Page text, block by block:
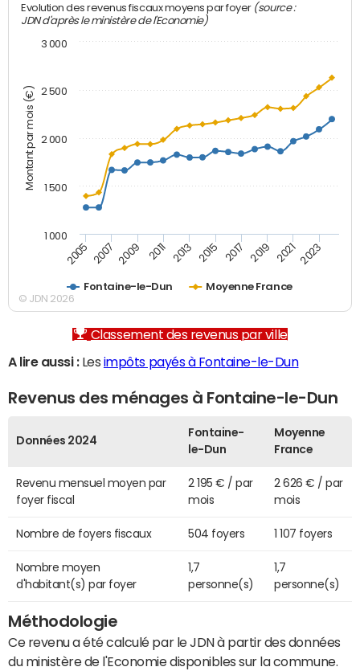
Montant par mois (€)
Evolution des revenus fiscaux moyens par foyer (source :
JDN d'après le ministère de l'Economie)
Fontaine-le-Dun Moyenne France
2005 2007 2009 2011 2013 2015 2017 2019 2021 2023
1 000
1 500
2 000
2 500
3 000
© JDN 2026
Classement des revenus par ville
A lire aussi :Les impôts payés à Fontaine-le-Dun
Revenus des ménages à Fontaine-le-Dun
Données 2024
Fontaine-
le-Dun
Moyenne
France
Revenu mensuel moyen par
foyer fiscal
2 195 € / par
mois
2 626 € / par
mois
Nombre de foyers fiscaux 504 foyers 1 107 foyers
Nombre moyen
d'habitant(s) par foyer
1,7
personne(s)
1,7
personne(s)
Méthodologie
Ce revenu a été calculé par le JDN à partir des données
du ministère de l'Economie disponibles sur la commune.